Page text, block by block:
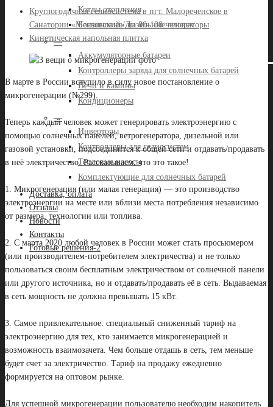
Котлы отопления
Бензиновые/Дизельные генераторы
—
Аккумуляторные батареи
Контроллеры заряда для солнечных батарей
Печи и камины
Кондиционеры
—
Инверторы
Контроллеры для гелиосистем
Тепловые насосы
Комплектующие для солнечных батарей
Доставка, оплата
Отзывы
Новости
Контакты
Готовые решения-2
Круглогодичная гелиосистема в пгт. Малореченское в
Санатории «Московский» на 80-100 человек
Кинетическая напольная плитка
В марте в России вступило в силу новое постановление о
микрогенерации (№299).
Теперь каждый человек может генерировать электроэнергию с
помощью солнечных панелей, ветрогенератора, дизельной или
газовой установки, подсоединится к общей сети и отдавать/продавать
в неё электричество. Рассказываем, что это такое!
1. Микрогенерация (или малая генерация) — это производство
электроэнергии на месте или вблизи места потребления независимо
от размера, технологии или топлива.
2. С марта 2020 любой человек в России может стать просьюмером
(или производителем-потребителем электричества) и не только
пользоваться своим бесплатным электричеством от солнечной панели
или другого источника, но и отдавать/продавать её в сеть. Выдаваемая
в сеть мощность не должна превышать 15 кВт.
3. Самое привлекательное: специальный сниженный тариф на
электроэнергию для тех, кто занимается микрогенерацией и
возможность взаимозачета. Чем больше отдашь в сеть, тем меньше
будет счет за электричество. Тариф на продажу ежедневно
формируется на оптовом рынке.
Для успешной микрогенерации пользователю необходим накопитель